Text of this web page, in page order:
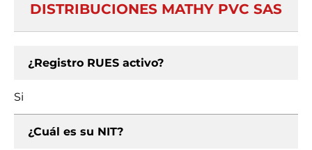
DISTRIBUCIONES MATHY PVC SAS
¿Registro RUES activo?
Si
¿Cuál es su NIT?